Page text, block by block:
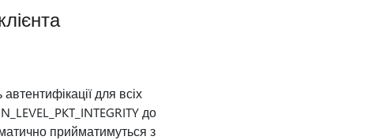
для всіх
до
прийматимуться з